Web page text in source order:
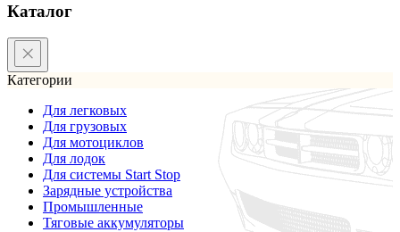
Каталог
Категории
Для легковых
Для грузовых
Для мотоциклов
Для лодок
Для системы Start Stop
Зарядные устройства
Промышленные
Тяговые аккумуляторы